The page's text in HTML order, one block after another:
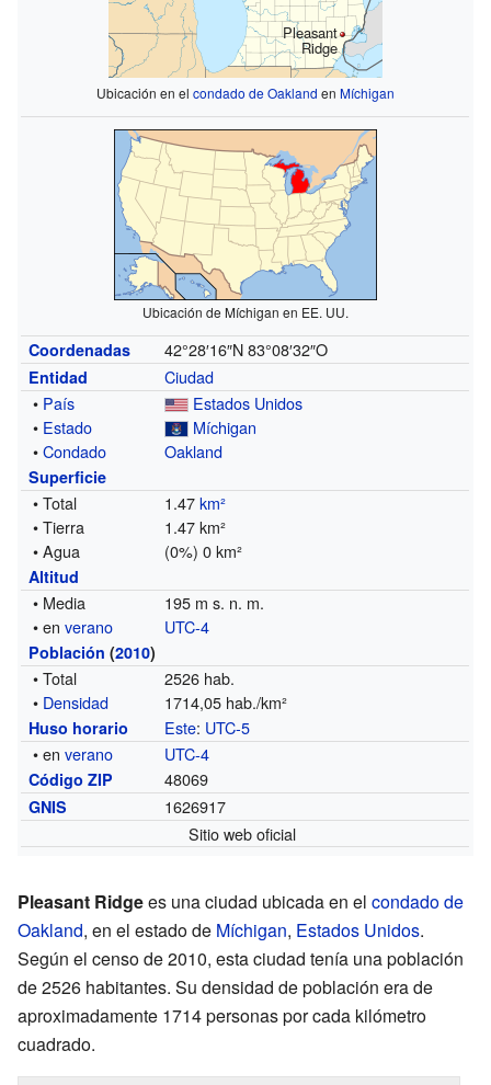
Pleasant
Ridge
Ubicación en el condado de Oakland en Míchigan
Ubicación de Míchigan en EE. UU.
Coordenadas 42°28′16″N 83°08′32″O
Entidad
Ciudad
• País
Estados Unidos
• Estado
Míchigan
•Condado Oakland
Superficie
• Total 1.47km²
• Tierra
1.47 km²
• Agua
(0%) 0 km²
Altitud
• Media
195 m s. n. m.
• enverano UTC-4
Población (2010)
• Total
2526 hab.
• Densidad 1714,05 hab./km²
Huso horario Este: UTC-5
• enverano UTC-4
Código ZIP 48069
GNIS
1626917
Sitio web oficial
Pleasant Ridgees una ciudad ubicada en el condado de
Oakland, en el estado de Míchigan, Estados Unidos.
Según el censo de 2010, esta ciudad tenía una población
de 2526 habitantes. Su densidad de población era de
aproximadamente 1714 personas por cada kilómetro
cuadrado.